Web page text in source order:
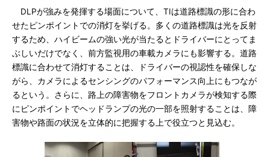
DLPが強みを発揮する場面について、TIは道路標識の形に合わ
せたピンポイントでの消灯を挙げる。多くの道路標識は光を反射
するため、ハイビームの強い光が当たるとドライバーにとってま
ぶしいだけでなく、前方監視用の車載カメラにも影響する。道路
標識に合わせて消灯することは、ドライバーの視認性を確保しな
がら、カメラによるセンシングのパフォーマンス向上にもつなが
るという。さらに、路上の障害物をフロントカメラが検知する際
にピンポイントでヘッドランプの光の一部を照射することは、障
害物や路面の状況を立体的に把握する上で役立つと見込む。